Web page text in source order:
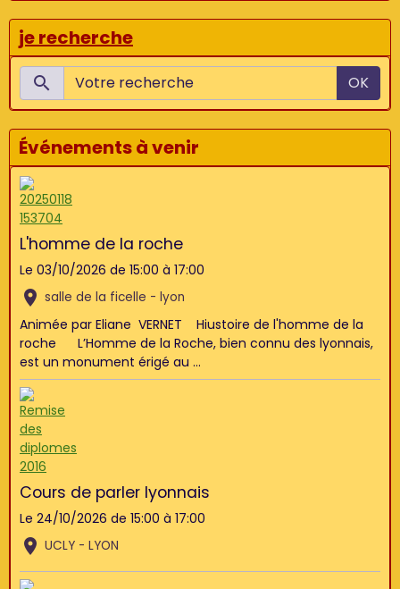
je recherche
OK
Événements à venir
L'homme de la roche
Le 03/10/2026 de 15:00 à 17:00
salle de la ficelle - lyon
Animée par Eliane VERNET Hiustoire de l'homme de la
roche L’Homme de la Roche, bien connu des lyonnais,
est un monument érigé au ...
Cours de parler lyonnais
Le 24/10/2026 de 15:00 à 17:00
UCLY - LYON